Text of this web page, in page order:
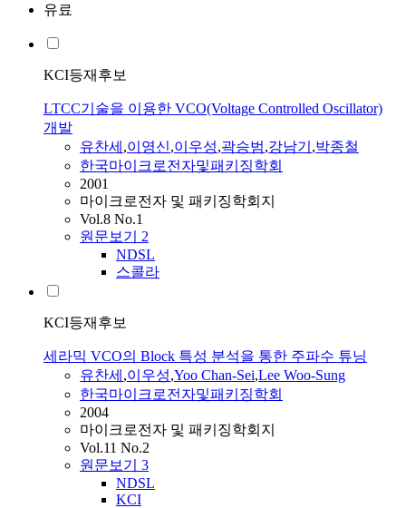
유료
KCI등재후보
LTCC기술을 이용한 VCO(Voltage Controlled Oscillator)
개발
유찬세 ,이영신,이우성,곽승범,강남기 ,박종철
한국마이크로전자및패키징학회
2001
마이크로전자 및 패키징학회지
Vol.8 No.1
원문보기 2
NDSL
스콜라
KCI등재후보
세라믹 VCO의 Block 특성 분석을 통한 주파수 튜닝
유찬세 ,이우성,Yoo Chan-Sei,Lee Woo-Sung
한국마이크로전자및패키징학회
2004
마이크로전자 및 패키징학회지
Vol.11 No.2
원문보기 3
NDSL
KCI